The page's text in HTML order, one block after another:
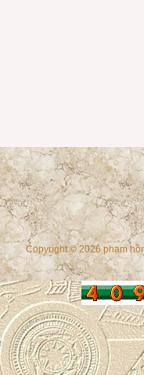
Copyright © 2026 phạm